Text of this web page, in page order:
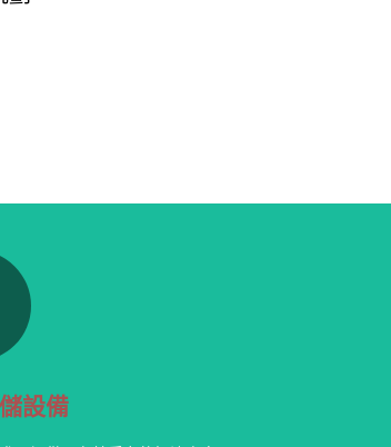
設備
例參考
心，別人做不到，我們做的到。